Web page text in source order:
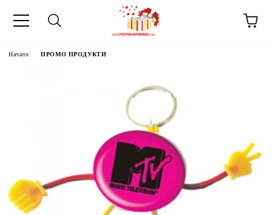
Начало ПРОМО ПРОДУКТИ